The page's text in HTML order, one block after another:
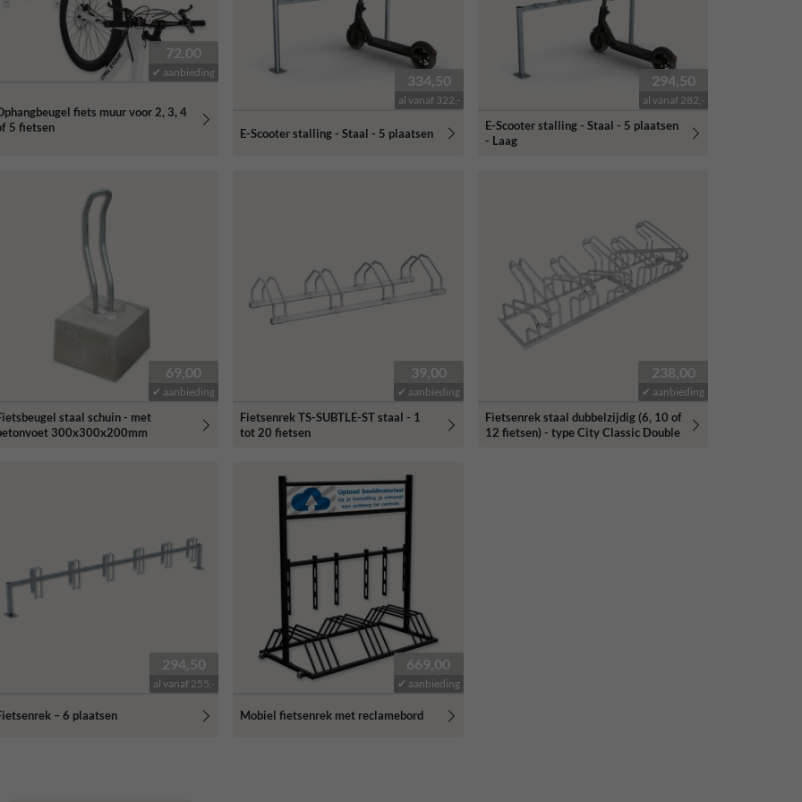
72,00
✔ aanbieding
fiets muur voor 2, 3, 4
5 fietsen
334,50
al vanaf 322,-
E-Scooter stalling - Staal - 5 plaatsen
294,50
al vanaf 282,-
E-Scooter stalling - Staal - 5 plaatsen
- Laag
69,00
✔ aanbieding
staal schuin - met
300x300x200mm
39,00
✔ aanbieding
Fietsenrek TS-SUBTLE-ST staal - 1
tot 20 fietsen
238,00
✔ aanbieding
Fietsenrek staal dubbelzijdig (6, 10 of
12 fietsen) - type City Classic Double
294,50
al vanaf 255,-
– 6 plaatsen
669,00
✔ aanbieding
Mobiel fietsenrek met reclamebord